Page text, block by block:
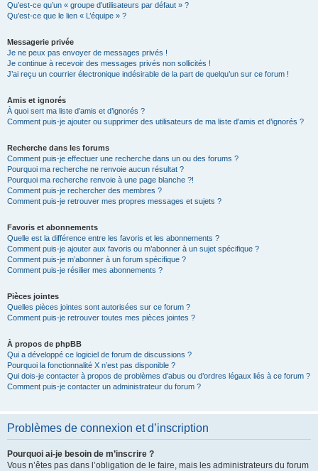
Qu’est-ce qu’un « groupe d’utilisateurs par défaut » ?
Qu’est-ce que le lien « L’équipe » ?
Messagerie privée
Je ne peux pas envoyer de messages privés !
Je continue à recevoir des messages privés non sollicités !
J’ai reçu un courrier électronique indésirable de la part de quelqu’un sur ce forum !
Amis et ignorés
À quoi sert ma liste d’amis et d’ignorés ?
Comment puis-je ajouter ou supprimer des utilisateurs de ma liste d’amis et d’ignorés ?
Recherche dans les forums
Comment puis-je effectuer une recherche dans un ou des forums ?
Pourquoi ma recherche ne renvoie aucun résultat ?
Pourquoi ma recherche renvoie à une page blanche ?!
Comment puis-je rechercher des membres ?
Comment puis-je retrouver mes propres messages et sujets ?
Favoris et abonnements
Quelle est la différence entre les favoris et les abonnements ?
Comment puis-je ajouter aux favoris ou m’abonner à un sujet spécifique ?
Comment puis-je m’abonner à un forum spécifique ?
Comment puis-je résilier mes abonnements ?
Pièces jointes
Quelles pièces jointes sont autorisées sur ce forum ?
Comment puis-je retrouver toutes mes pièces jointes ?
À propos de phpBB
Qui a développé ce logiciel de forum de discussions ?
Pourquoi la fonctionnalité X n’est pas disponible ?
Qui dois-je contacter à propos de problèmes d’abus ou d’ordres légaux liés à ce forum ?
Comment puis-je contacter un administrateur du forum ?
Problèmes de connexion et d’inscription
Pourquoi ai-je besoin de m’inscrire ?
Vous n’êtes pas dans l’obligation de le faire, mais les administrateurs du forum